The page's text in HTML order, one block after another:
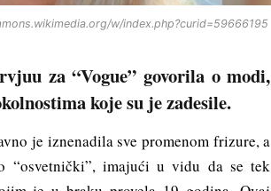
w/index.php?curid=59666195
za “Vogue” govorila o modi,
koje su je zadesile.
je iznenadila sve promenom frizure, a
“osvetnički”, imajući u vidu da se tek